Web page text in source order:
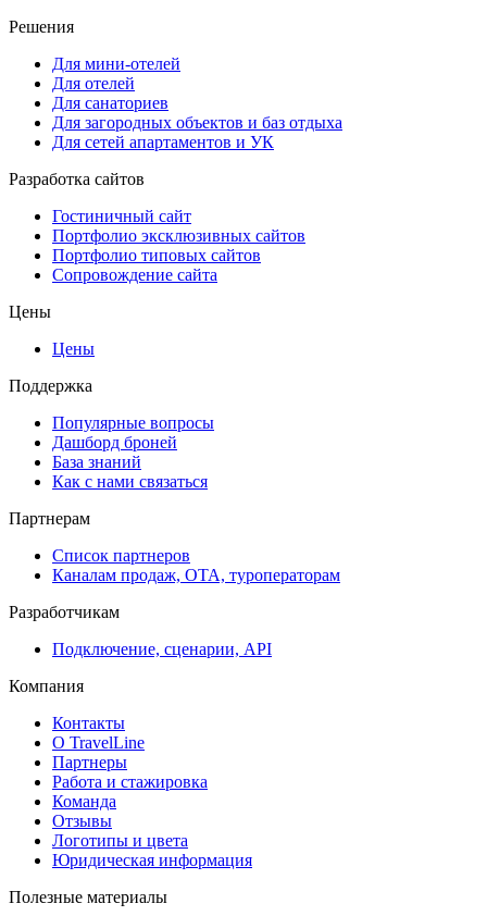
Решения
Для мини-отелей
Для отелей
Для санаториев
Для загородных объектов и баз отдыха
Для сетей апартаментов и УК
Разработка сайтов
Гостиничный сайт
Портфолио эксклюзивных сайтов
Портфолио типовых сайтов
Сопровождение сайта
Цены
Цены
Поддержка
Популярные вопросы
Дашборд броней
База знаний
Как с нами связаться
Партнерам
Список партнеров
Каналам продаж, ОТА, туроператорам
Разработчикам
Подключение, сценарии, API
Компания
Контакты
О TravelLine
Партнеры
Работа и стажировка
Команда
Отзывы
Логотипы и цвета
Юридическая информация
Полезные материалы